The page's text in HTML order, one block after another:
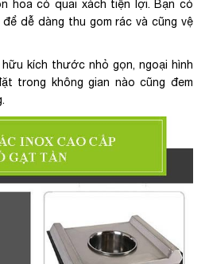
hoa có quai xách tiện lợi. Bạn có
dễ dàng thu gom rác và cũng vệ
kích thước nhỏ gọn, ngoại hình
trong không gian nào cũng đem